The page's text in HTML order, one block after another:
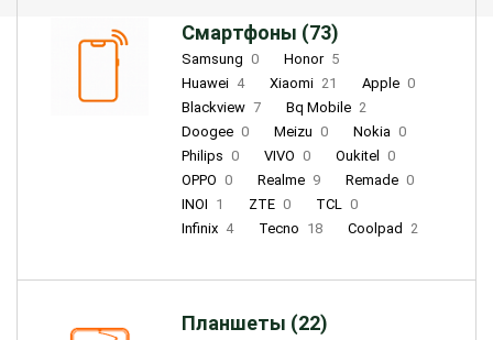
Смартфоны (73)
Samsung 0 Honor 5
Huawei 4 Xiaomi 21 Apple 0
Blackview 7 Bq Mobile 2
Doogee 0 Meizu 0 Nokia 0
Philips 0 VIVO 0 Oukitel
0
OPPO 0 Realme 9 Remade 0
INOI 1 ZTE 0 TCL 0
Infinix 4 Tecno 18 Coolpad 2
Планшеты (22)